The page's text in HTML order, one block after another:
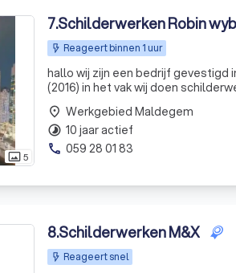
photo_size_select_actual5
7.Schilderwerken Robin
Reageert binnen 1 uur
hallo wij zijn een bedrijf gevestigd in ichtegem (west-vlaanderen) we hebben al enkele jaren ervaring
(2016) in het vak wij doen schilderwerken binnen en buiten plaatsen van behang en decoratieve
technieken (betonlook) plaatsen
place Werkgebied Maldegem
timelapse 10 jaar actief
phone 059 28 01 83
8.Schilderwerken M&X
Reageert snel